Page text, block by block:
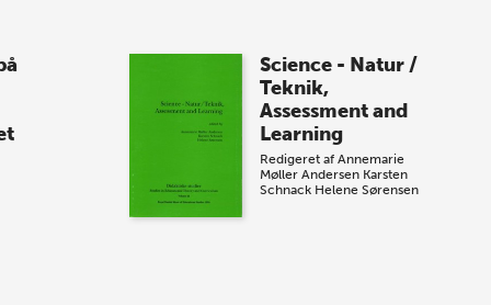
Science - Natur /
Teknik,
Assessment and
Learning
Redigeret afAnnemarie
Møller Andersen Karsten
Schnack Helene Sørensen